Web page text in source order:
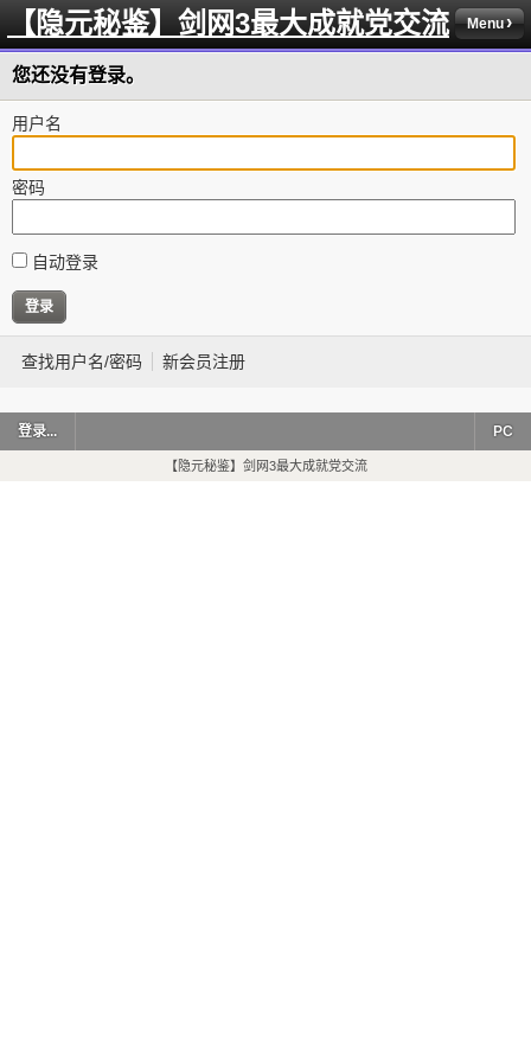
【隐元秘鉴】剑网3最大成就党交流 Menu
您还没有登录。
用户名
密码
自动登录
查找用户名/密码 新会员注册
登录... PC
【隐元秘鉴】剑网3最大成就党交流